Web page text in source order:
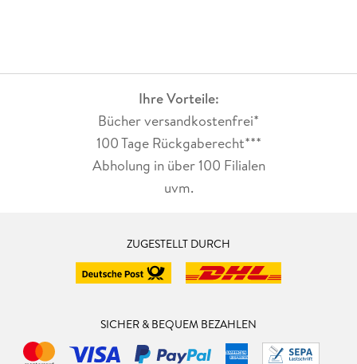
Ihre Vorteile:
Bücher versandkostenfrei*
100 Tage Rückgaberecht***
Abholung in über 100 Filialen
uvm.
ZUGESTELLT DURCH
SICHER & BEQUEM BEZAHLEN